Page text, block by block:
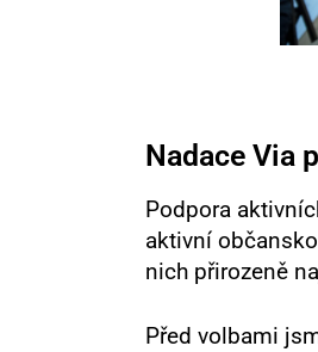
Nadace Via
Podpora
aktivní
nich přirozeně
Před volbami